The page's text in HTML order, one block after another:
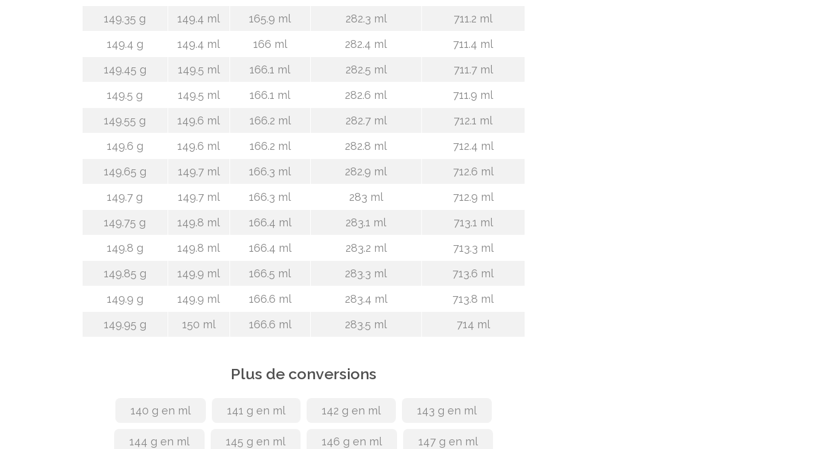
149.35 g
149.4 ml 165.9 ml 282.3 ml
711.2 ml
149.4 g
149.4 ml 166 ml 282.4 ml
711.4 ml
149.45 g
149.5 ml 166.1 ml 282.5 ml
711.7 ml
149.5 g
149.5 ml 166.1 ml 282.6 ml
711.9 ml
149.55 g
149.6 ml 166.2 ml 282.7 ml
712.1 ml
149.6 g
149.6 ml 166.2 ml 282.8 ml
712.4 ml
149.65 g
149.7 ml 166.3 ml 282.9 ml
712.6 ml
149.7 g
149.7 ml 166.3 ml 283 ml
712.9 ml
149.75 g
149.8 ml 166.4 ml 283.1 ml
713.1 ml
149.8 g
149.8 ml 166.4 ml 283.2 ml
713.3 ml
149.85 g
149.9 ml 166.5 ml 283.3 ml
713.6 ml
149.9 g
149.9 ml 166.6 ml 283.4 ml
713.8 ml
149.95 g
150 ml 166.6 ml 283.5 ml 714 ml
Plus de conversions
140 g en ml 141 g en ml 142 g en ml 143 g en ml
144 g en ml 145 g en ml 146 g en ml 147 g en ml